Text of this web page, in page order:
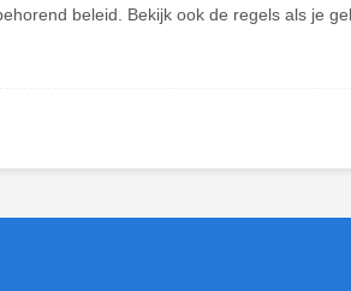
beleid. Bekijk ook de regels als je